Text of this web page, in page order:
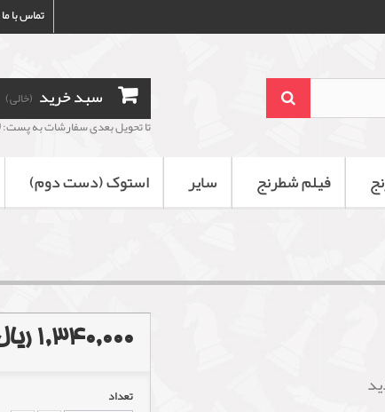
تماس با ما
سبد خرید (خالی)
تا تحویل بعدی سفارشات به پست: 0ساعت و20دقیقه
فیلم شطرنج سایر استوک (دست دوم)
1,340,000 ریال
تعداد